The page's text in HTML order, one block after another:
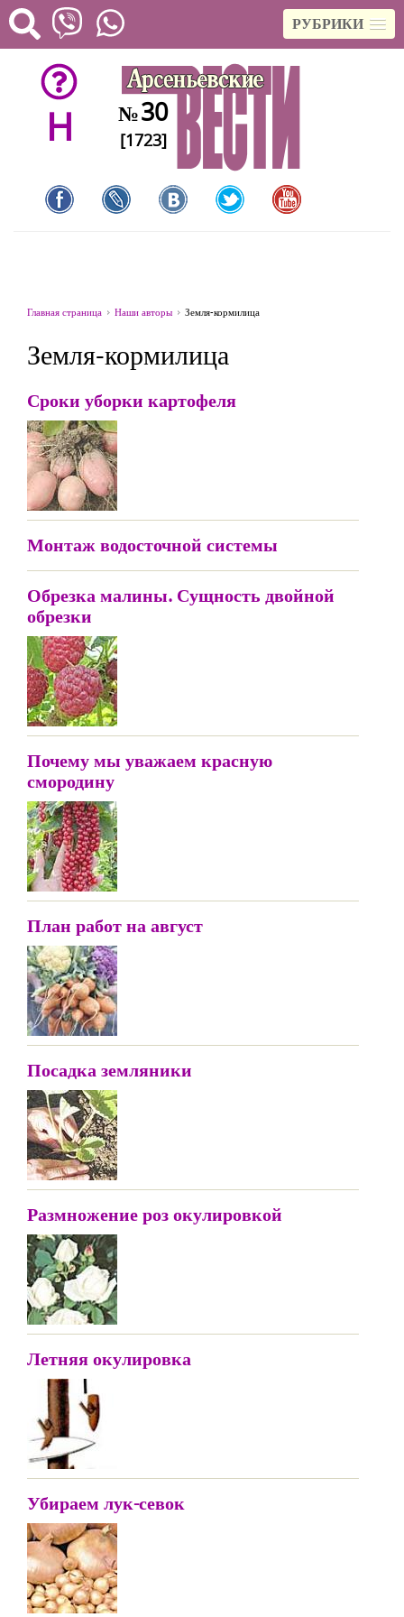
РУБРИКИ
H №30
[1723]
Главная страница Наши авторы Земля-кормилица
Земля-кормилица
Сроки уборки картофеля
Монтаж водосточной системы
Обрезка малины. Сущность двойной
обрезки
Почему мы уважаем красную
смородину
План работ на август
Посадка земляники
Размножение роз окулировкой
Летняя окулировка
Убираем лук-севок